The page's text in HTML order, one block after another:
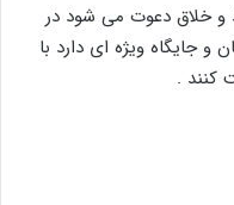
و خلاق دعوت می شود در
جایگاه ویژه ای دارد با
کنند .